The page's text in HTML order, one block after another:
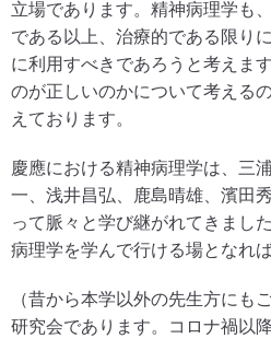
立場であります。精神病理学も
である以上、治療的である限り
に利用すべきであろうと考えま
のが正しいのかについて考える
えております。
慶應における精神病理学は、三
一、浅井昌弘、鹿島晴雄、濱田
って脈々と学び継がれてきまし
病理学を学んで行ける場となれば
（昔から本学以外の先生方にも
研究会であります。コロナ禍以